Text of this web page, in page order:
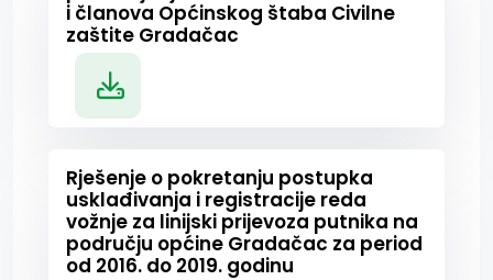
i članova Općinskog štaba Civilne
zaštite Gradačac
Rješenje o pokretanju postupka
usklađivanja i registracije reda
vožnje za linijski prijevoza putnika na
području općine Gradačac za period
od 2016. do 2019. godinu